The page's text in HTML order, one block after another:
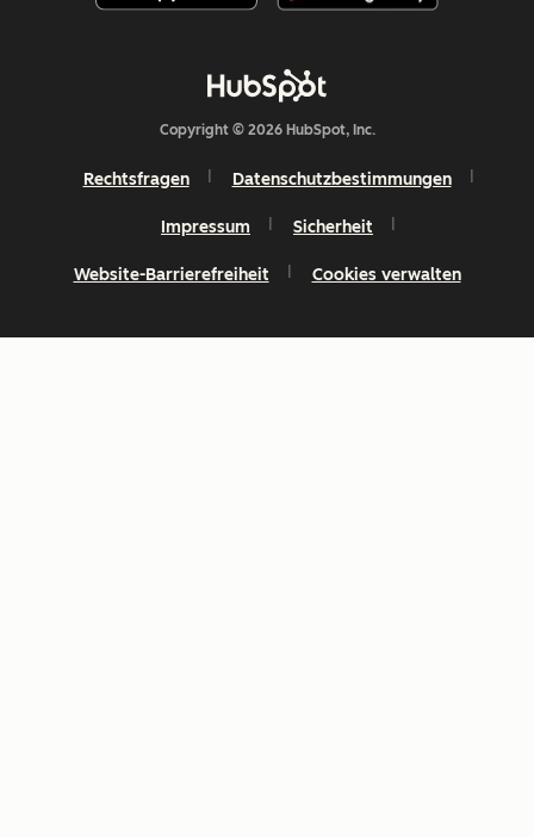
Copyright © 2026 HubSpot, Inc.
Rechtsfragen Datenschutzbestimmungen
Impressum Sicherheit
Website-Barrierefreiheit Cookies verwalten